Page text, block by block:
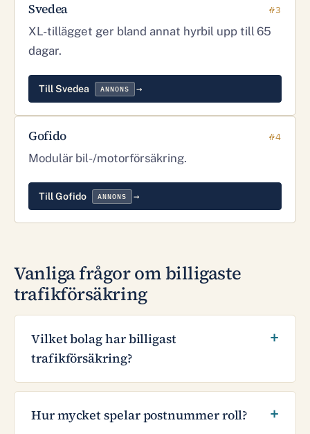
Svedea #3
XL-tillägget ger bland annat hyrbil upp till 65
dagar.
Till Svedea ANNONS
Gofido #4
Modulär bil-/motorförsäkring.
Till Gofido ANNONS
Vanliga frågor om billigaste
trafikförsäkring
Vilket bolag har billigast
trafikförsäkring?
Hur mycket spelar postnummer roll?